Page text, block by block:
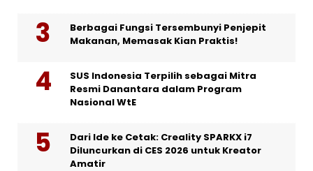
Berbagai Fungsi Tersembunyi Penjepit
Makanan, Memasak Kian Praktis!
SUS Indonesia Terpilih sebagai Mitra
Resmi Danantara dalam Program
Nasional WtE
Dari Ide ke Cetak: Creality SPARKX i7
Diluncurkan di CES 2026 untuk Kreator
Amatir